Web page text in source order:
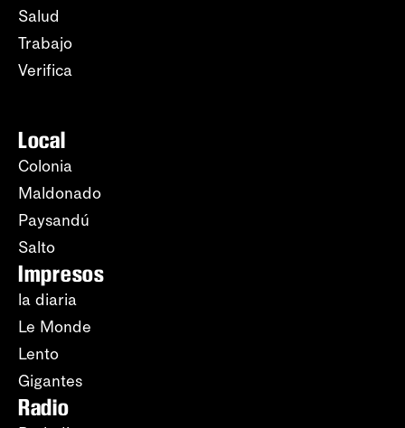
Salud
Trabajo
Verifica
Local
Colonia
Maldonado
Paysandú
Salto
Impresos
la diaria
Le Monde
Lento
Gigantes
Radio